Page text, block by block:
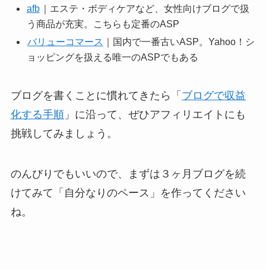
afb ｜エステ・ボディケアなど、女性向けブログで扱
う商品が充実。こちらも定番のASP
バリューコマース
｜国内で一番古いASP。Yahoo！シ
ョッピングを扱える唯一のASPでもある
ブログを書くことに慣れてきたら「 ブログで収益
化する手順」に沿って、ぜひアフィリエイトにも
挑戦してみましょう。
のんびりでもいいので、まずは３ヶ月ブログを続
けてみて「自分なりのペース」を作ってください
ね。